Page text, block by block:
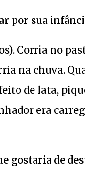
por sua
Corria no
na chuva.
de lata,
era
gostaria de